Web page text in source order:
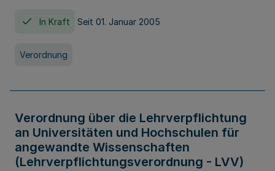
In Kraft Seit 01. Januar 2005
Verordnung
Verordnung über die Lehrverpflichtung
an Universitäten und Hochschulen für
angewandte Wissenschaften
(Lehrverpflichtungsverordnung - LVV)